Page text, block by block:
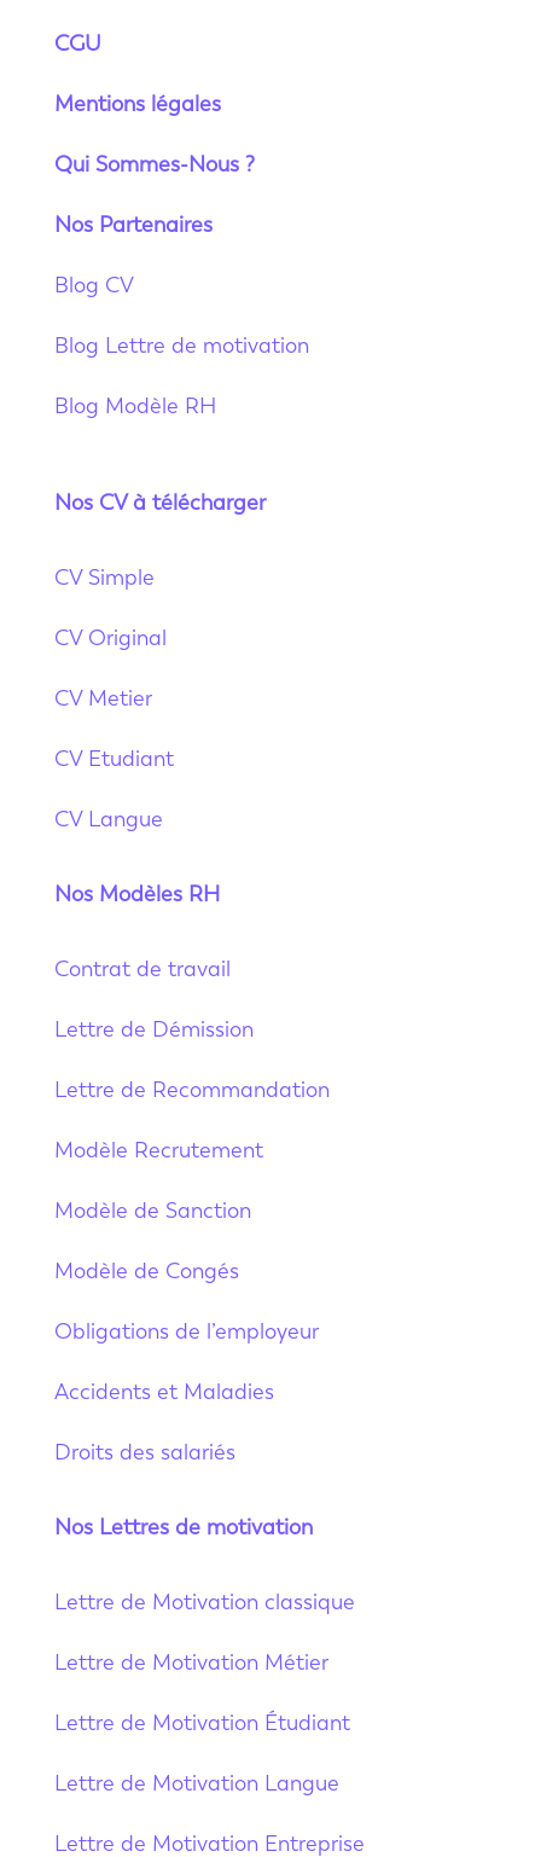
CGU
Mentions légales
Qui Sommes-Nous ?
Nos Partenaires
Blog CV
Blog Lettre de motivation
Blog Modèle RH
Nos CV à télécharger
CV Simple
CV Original
CV Metier
CV Etudiant
CV Langue
Nos Modèles RH
Contrat de travail
Lettre de Démission
Lettre de Recommandation
Modèle Recrutement
Modèle de Sanction
Modèle de Congés
Obligations de l’employeur
Accidents et Maladies
Droits des salariés
Nos Lettres de motivation
Lettre de Motivation classique
Lettre de Motivation Métier
Lettre de Motivation Étudiant
Lettre de Motivation Langue
Lettre de Motivation Entreprise